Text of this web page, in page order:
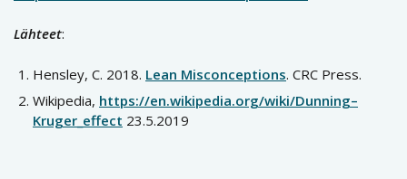
Lähteet:
Hensley, C. 2018. Lean Misconceptions. CRC Press.
Wikipedia, https://en.wikipedia.org/wiki/Dunning–
Kruger_effect 23.5.2019